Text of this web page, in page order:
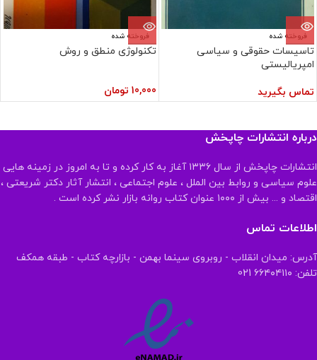
فروخته شده
تاسیسات حقوقی و سیاسی
امپریالیستی
تماس بگیرید
فروخته شده
تکنولوژی منطق و روش
10,000 تومان
درباره انتشارات چاپخش
انتشارات چاپخش از سال ۱۳۳۶ آغاز به کار کرده و تا به امروز در زمینه هایی
علوم سیاسی و روابط بین الملل ، علوم اجتماعی ، انتشار آثار دکتر شریعتی ،
اقتصاد و ... بیش از ۱۰۰۰ عنوان کتاب روانه بازار نشر کرده است .
اطلاعات تماس
آدرس: میدان انقلاب - روبروی سینما بهمن - بازارچه کتاب - طبقه همکف
تلفن: ۶۶۴۰۴۱۱۰ 021